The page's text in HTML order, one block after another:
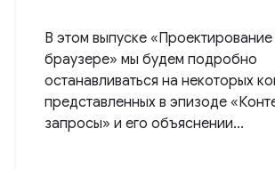
В этом выпуске «Проектирование
браузере» мы будем подробно
останавливаться на некоторых
представленных в эпизоде
запросы» и его объяснении...